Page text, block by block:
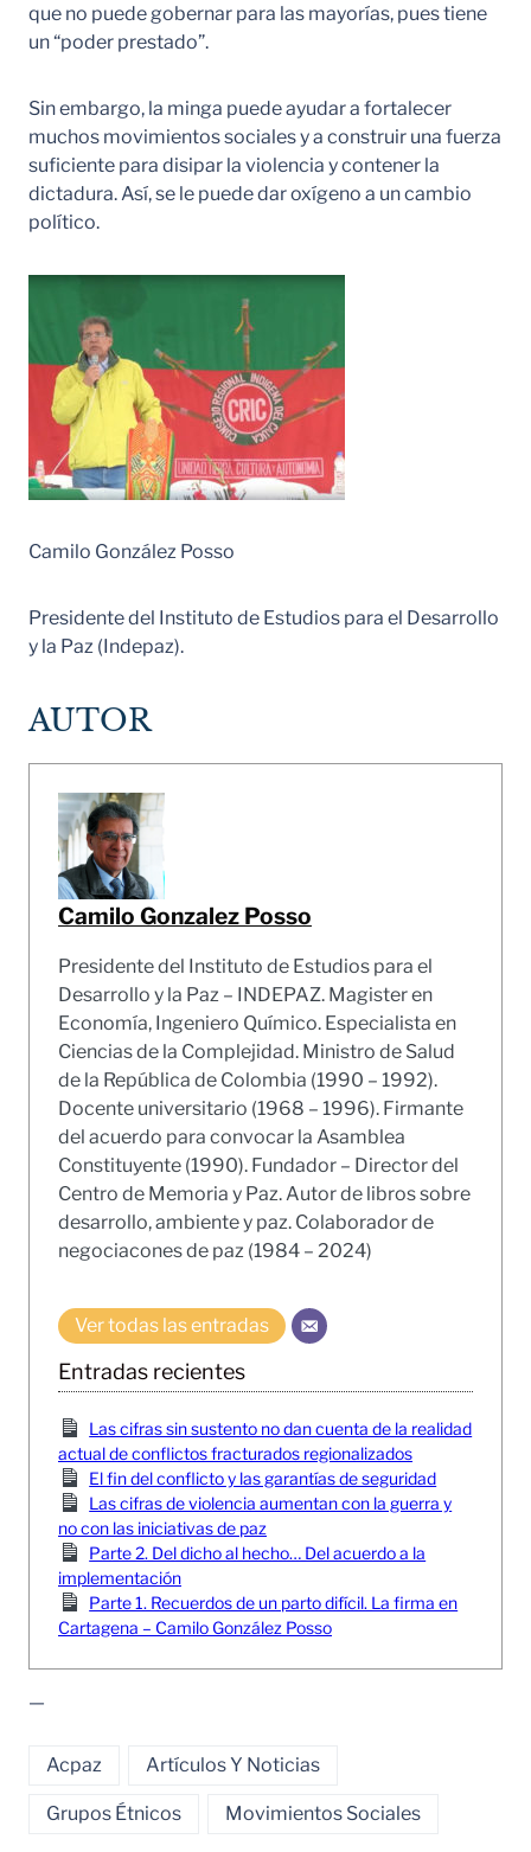
que no puede gobernar para las mayorías, pues tiene
un “poder prestado”.
Sin embargo, la minga puede ayudar a fortalecer
muchos movimientos sociales y a construir una fuerza
suficiente para disipar la violencia y contener la
dictadura. Así, se le puede dar oxígeno a un cambio
político.
Camilo González Posso
Presidente del Instituto de Estudios para el Desarrollo
y la Paz (Indepaz).
AUTOR
Camilo Gonzalez Posso
Presidente del Instituto de Estudios para el
Desarrollo y la Paz – INDEPAZ. Magister en
Economía, Ingeniero Químico. Especialista en
Ciencias de la Complejidad. Ministro de Salud
de la República de Colombia (1990 – 1992).
Docente universitario (1968 – 1996). Firmante
del acuerdo para convocar la Asamblea
Constituyente (1990). Fundador – Director del
Centro de Memoria y Paz. Autor de libros sobre
desarrollo, ambiente y paz. Colaborador de
negociacones de paz (1984 – 2024)
Ver todas las entradas
Entradas recientes
Las cifras sin sustento no dan cuenta de la realidad
actual de conflictos fracturados regionalizados
El fin del conflicto y las garantías de seguridad
Las cifras de violencia aumentan con la guerra y
no con las iniciativas de paz
Parte 2. Del dicho al hecho… Del acuerdo a la
implementación
Parte 1. Recuerdos de un parto difícil. La firma en
Cartagena – Camilo González Posso
—
Acpaz Artículos Y Noticias
Grupos Étnicos Movimientos Sociales